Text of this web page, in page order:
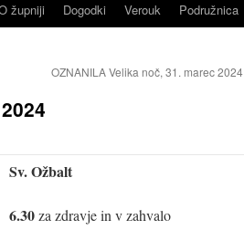
župniji Dogodki Verouk Podružnica
OZNANILA Velika noč, 31. marec 2024
Sv. Ožbalt
6.30za zdravje in v zahvalo